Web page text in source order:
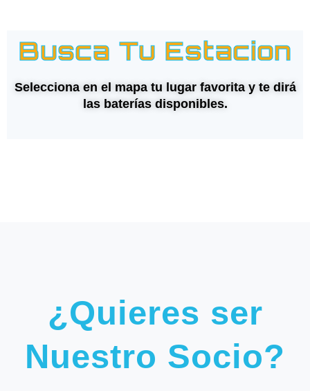
Busca Tu Estacion
Selecciona en el mapa tu lugar favorita y te dirá
las baterías disponibles.
¿Quieres ser
Nuestro Socio?